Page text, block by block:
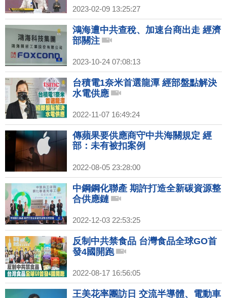
2023-02-09 13:25:27
鴻海遭中共查稅、加速台商出走 經濟
部關注
2023-10-24 07:08:13
台積電1奈米首選龍潭 經部盤點解決
水電供應
2022-11-07 16:49:24
傳蘋果要供應商守中共海關規定 經
部：未有被扣案例
2022-08-05 23:28:00
中鋼鋼化聯產 期許打造全新碳資源整
合供應鏈
2022-12-03 22:53:25
反制中共禁食品 台灣食品全球GO首
發4國開跑
2022-08-17 16:56:05
王美花率團訪日 交流半導體、電動車